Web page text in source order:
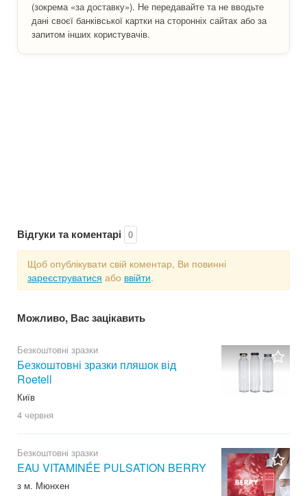
(зокрема «за доставку»). Не передавайте та не вводьте
дані своєї банківської картки на сторонніх сайтах або за
запитом інших користувачів.
Відгуки та коментарі 0
Щоб опублікувати свій коментар, Ви повинні
зареєструватися або ввійти.
Можливо, Вас зацікавить
Безкоштовні зразки
Безкоштовні зразки пляшок від
Roetell
Київ
4 червня
Безкоштовні зразки
EAU VITAMINÉE PULSATION BERRY
з м. Мюнхен